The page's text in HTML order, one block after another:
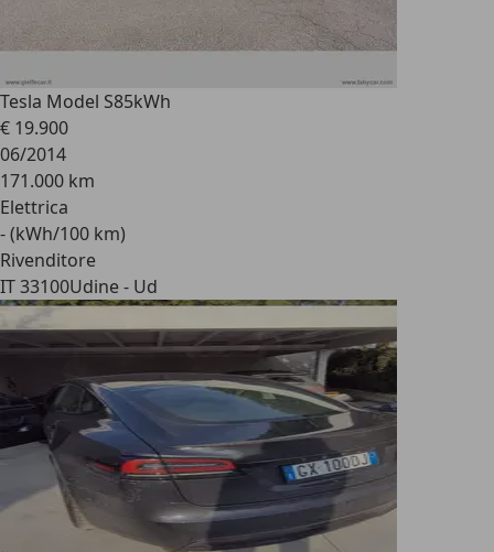
Tesla Model S85kWh
€ 19.900
06/2014
171.000 km
Elettrica
- (kWh/100 km)
Rivenditore
IT 33100Udine - Ud